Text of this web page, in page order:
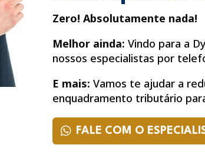
Zero! Absolutamente nada!
Melhor ainda: Vindo para a
nossos especialistas por
E mais: Vamos te ajudar a
enquadramento tributário
FALE COM O